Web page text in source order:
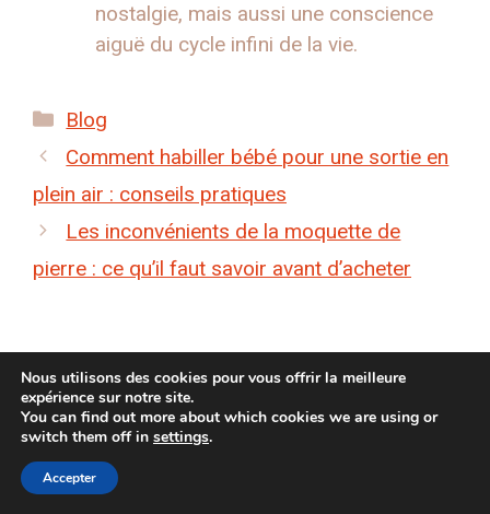
nostalgie, mais aussi une conscience
aiguë du cycle infini de la vie.
Catégories
Blog
Comment habiller bébé pour une sortie en
plein air : conseils pratiques
Les inconvénients de la moquette de
pierre : ce qu’il faut savoir avant d’acheter
Rechercher
Rechercher
Nous utilisons des cookies pour vous offrir la meilleure
expérience sur notre site.
You can find out more about which cookies we are using or
switch them off in settings.
Accepter